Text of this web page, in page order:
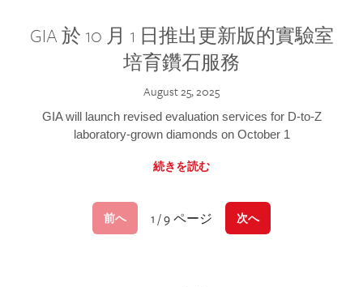
GIA 於 10 月 1 日推出更新版的實驗室
培育鑽石服務
August 25, 2025
GIA will launch revised evaluation services for D-to-Z
laboratory-grown diamonds on October 1
続きを読む
前へ 1 / 9 ページ 次へ